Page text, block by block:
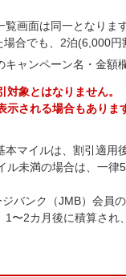
画面は同一となります
合でも、2泊(6,000円
キャンペーン名・金額
象とはなりません。
示される場合もあり
マイルは、割引適用
ル未満の場合は、一
バンク（JMB）会員
〜2カ月後に積算され